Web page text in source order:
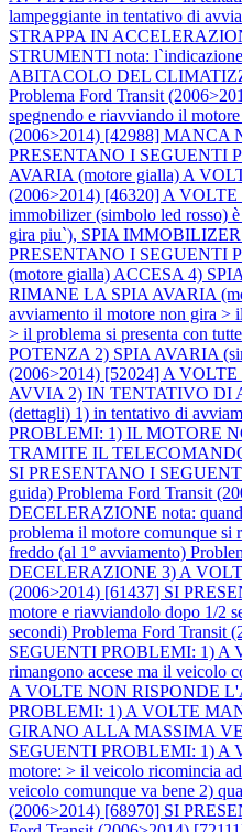
lampeggiante in tentativo di
STRAPPA IN
STRUMENTI nota:
ABITACOLO DEL
Problema Ford Transit
spegnendo e riavviando il
(2006>2014) [42988] MANCA
PRESENTANO I SEGUENTI
AVARIA (motore gialla) A
(2006>2014) [46320] A
immobilizer (simbolo led rosso)
gira piu`), SPIA IMMOBILIZER
PRESENTANO I SEGUENTI
(motore gialla) ACCESA 4)
RIMANE LA SPIA AVARIA
avviamento il motore non gira >
> il problema si presenta con
POTENZA 2) SPIA AVARIA
(2006>2014) [52024] A
AVVIA 2) IN TENTATIVO DI
(dettagli) 1) in tentativo di
PROBLEMI: 1) IL MOTORE
TRAMITE IL TELECOMANDO
SI PRESENTANO I
guida) Problema Ford Transit
DECELERAZIONE nota:
problema il motore comunque si
freddo (al 1° avviamento)
DECELERAZIONE 3) A
(2006>2014) [61437] SI
motore e riavviandolo dopo 1/2
secondi) Problema Ford Transit
SEGUENTI PROBLEMI: 1) A
rimangono accese ma il veicolo
A VOLTE NON RISPONDE
PROBLEMI: 1) A VOLTE
GIRANO ALLA MASSIMA
SEGUENTI PROBLEMI: 1) A
motore: > il veicolo ricomincia
veicolo comunque va bene 2)
(2006>2014) [68970] SI